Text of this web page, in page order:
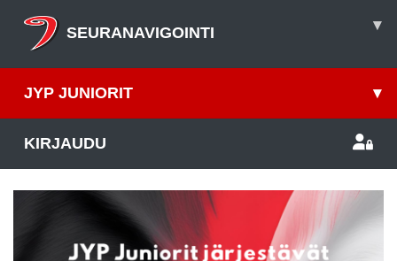
SEURANAVIGOINTI ▾
JYP JUNIORIT ▾
KIRJAUDU